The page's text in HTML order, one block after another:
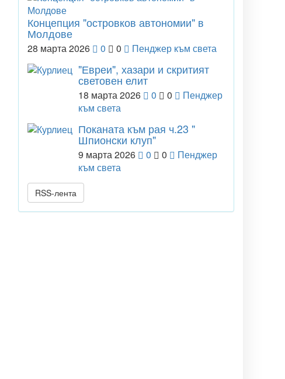
Концепция "островков автономии" в
Молдове
28 марта 2026 0 0 Пенджер към света
"Евреи", хазари и скритият
световен елит
18 марта 2026 0 0
Пенджер
към света
Поканата към рая ч.23 "
Шпионски клуп"
9 марта 2026 0 0
Пенджер
към света
RSS-лента